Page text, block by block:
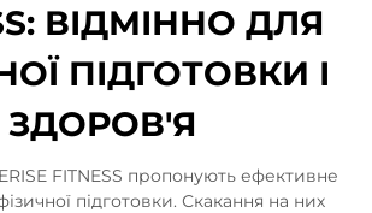
ВІДМІННО ДЛЯ
ПІДГОТОВКИ І
ЗДОРОВ'Я
FITNESS пропонують ефективне
підготовки. Скакання на них